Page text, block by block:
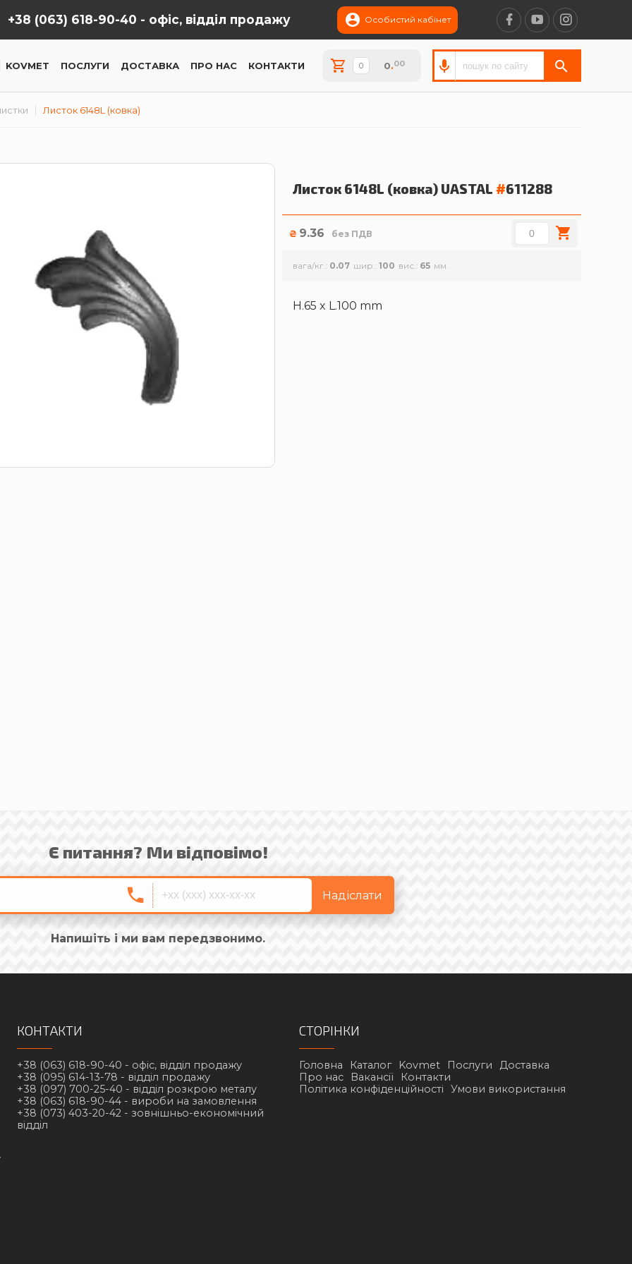
+38 (063) 618-90-40 - офіс, відділ продажу Особистий кабінет
KOVMET ПОСЛУГИ ДОСТАВКА ПРО НАС КОНТАКТИ 0.00
Листок 6148L (ковка)
Листок 6148L (ковка) UASTAL #611288
₴ 9.36 без ПДВ
вага/кг. 0.07 шир. 100 вис. 65
H.65 x L.100 mm
Є питання? Ми відповімо!
Надіслати
Напишіть і ми вам передзвонимо.
КОНТАКТИ
+38 (063) 618-90-40 - офіс, відділ продажу
+38 (095) 614-13-78 - відділ продажу
+38 (097) 700-25-40 - відділ розкрою металу
+38 (063) 618-90-44 - вироби на замовлення
+38 (073) 403-20-42 - зовнішньо-економічний
відділ
СТОРІНКИ
Головна Каталог Kovmet Послуги
Доставка
Про нас
Вакансії
Контакти
Політика конфіденційності
Умови використання